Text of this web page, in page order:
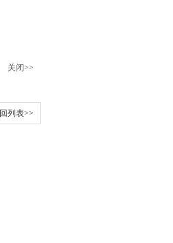
关闭>>
列表>>